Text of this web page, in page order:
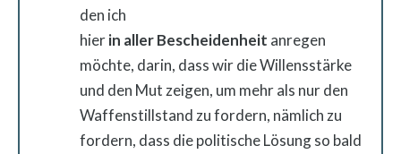
den ich
hierin allerBescheidenheit anregen
möchte, darin, dass wir die Willensstärke
und den Mut zeigen, um mehr als nur den
Waffenstillstand zu fordern, nämlich zu
fordern, dass die politische Lösung so bald